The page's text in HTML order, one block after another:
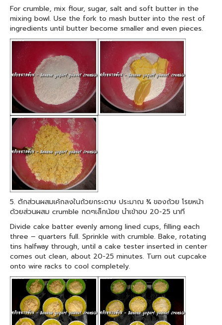
For crumble, mix flour, sugar, salt and soft butter in the
mixing bowl. Use the fork to mash butter into the rest of
ingredients until butter become smaller and even pieces.
5. ตักส่วนผสมเค้กลงในถ้วยกระดาษ ประมาณ ¾ ของถ้วย โรยหน้า
ด้วยส่วนผสม crumble กดๆเล็กน้อย นำเข้าอบ 20-25 นาที
Divide cake batter evenly among lined cups, filling each
three – quarters full. Sprinkle with crumble. Bake, rotating
tins halfway through, until a cake tester inserted in center
comes out clean, about 20-25 minutes. Turn out cupcake
onto wire racks to cool completely.